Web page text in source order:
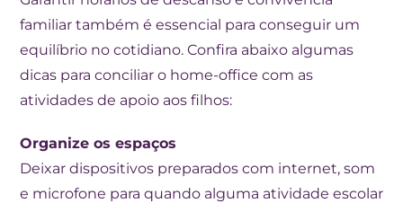
familiar também é essencial para conseguir um
equilíbrio no cotidiano. Confira abaixo algumas
dicas para conciliar o home-office com as
atividades de apoio aos filhos:
Organize os espaços
Deixar dispositivos preparados com internet, som
e microfone para quando alguma atividade escolar